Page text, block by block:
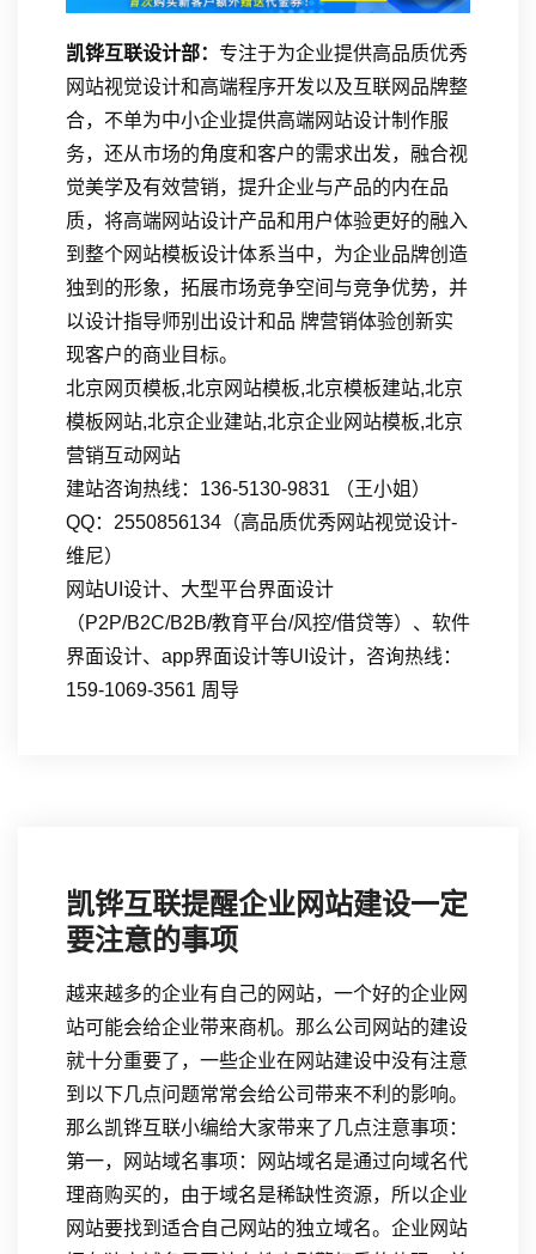
凯铧互联设计部： 专注于为企业提供高品质优秀
网站视觉设计和高端程序开发以及互联网品牌整
合，不单为中小企业提供高端网站设计制作服
务，还从市场的角度和客户的需求出发，融合视
觉美学及有效营销，提升企业与产品的内在品
质，将高端网站设计产品和用户体验更好的融入
到整个网站模板设计体系当中，为企业品牌创造
独到的形象，拓展市场竞争空间与竞争优势，并
以设计指导师别出设计和品 牌营销体验创新实
现客户的商业目标。
北京网页模板,北京网站模板,北京模板建站,北京
模板网站,北京企业建站,北京企业网站模板,北京
营销互动网站
建站咨询热线：136-5130-9831 （王小姐）
QQ：2550856134（高品质优秀网站视觉设计-
维尼）
网站UI设计、大型平台界面设计
（P2P/B2C/B2B/教育平台/风控/借贷等）、软件
界面设计、app界面设计等UI设计，咨询热线：
159-1069-3561 周导
凯铧互联提醒企业网站建设一定
要注意的事项
越来越多的企业有自己的网站，一个好的企业网
站可能会给企业带来商机。那么公司网站的建设
就十分重要了，一些企业在网站建设中没有注意
到以下几点问题常常会给公司带来不利的影响。
那么凯铧互联小编给大家带来了几点注意事项：
第一，网站域名事项：网站域名是通过向域名代
理商购买的，由于域名是稀缺性资源，所以企业
网站要找到适合自己网站的独立域名。企业网站